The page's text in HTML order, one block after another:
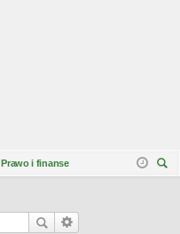
Prawo i finanse